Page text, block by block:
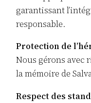
garantissant
responsable.
Protection de
Nous gérons avec
la mémoire de
Respect des